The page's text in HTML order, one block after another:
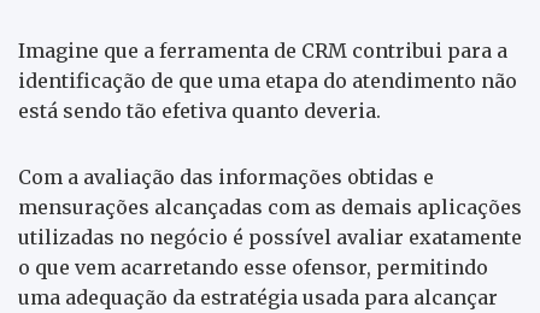
Imagine que a ferramenta de CRM contribui para a
identificação de que uma etapa do atendimento não
está sendo tão efetiva quanto deveria.
Com a avaliação das informações obtidas e
mensurações alcançadas com as demais aplicações
utilizadas no negócio é possível avaliar exatamente
o que vem acarretando esse ofensor, permitindo
uma adequação da estratégia usada para alcançar